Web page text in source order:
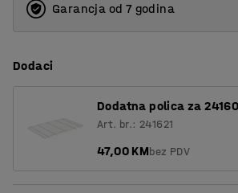
Garancja od 7 godina
Dodaci
Dodatna polica za
Art. br.: 241621
47,00 KMbez PDV